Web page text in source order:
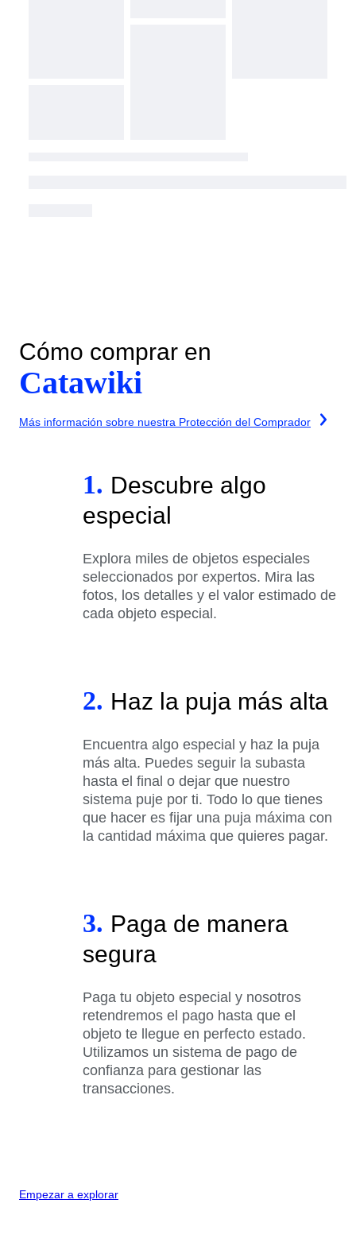
Cómo comprar en
Catawiki
Más información sobre nuestra Protección del Comprador
1. Descubre algo
especial
Explora miles de objetos especiales
seleccionados por expertos. Mira las
fotos, los detalles y el valor estimado de
cada objeto especial.
2. Haz la puja más alta
Encuentra algo especial y haz la puja
más alta. Puedes seguir la subasta
hasta el final o dejar que nuestro
sistema puje por ti. Todo lo que tienes
que hacer es fijar una puja máxima con
la cantidad máxima que quieres pagar.
3. Paga de manera
segura
Paga tu objeto especial y nosotros
retendremos el pago hasta que el
objeto te llegue en perfecto estado.
Utilizamos un sistema de pago de
confianza para gestionar las
transacciones.
Empezar a explorar